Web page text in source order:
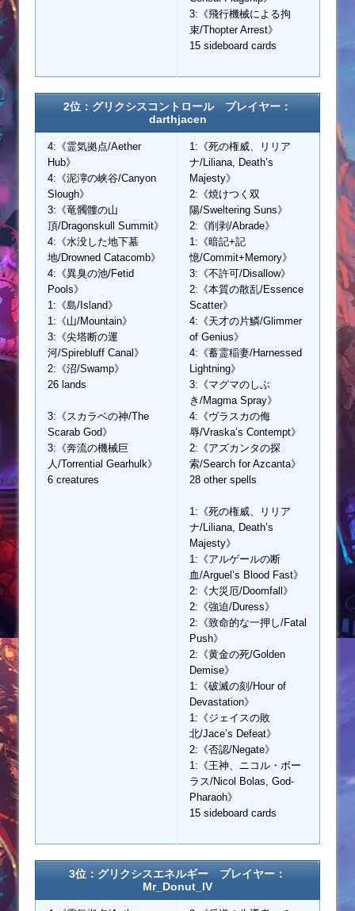
3:《飛行機械による拘
束/Thopter Arrest》
15 sideboard cards
2位：グリクシスコントロール プレイヤー：
darthjacen
4:《霊気拠点/Aether
Hub》
4:《泥濘の峡谷/Canyon
Slough》
3:《竜髑髏の山
頂/Dragonskull Summit》
4:《水没した地下墓
地/Drowned Catacomb》
4:《異臭の池/Fetid
Pools》
1:《島/Island》
1:《山/Mountain》
3:《尖塔断の運
河/Spirebluff Canal》
2:《沼/Swamp》
26 lands
3:《スカラベの神/The
Scarab God》
3:《奔流の機械巨
人/Torrential Gearhulk》
6 creatures
1:《死の権威、リリア
ナ/Liliana, Death’s
Majesty》
2:《焼けつく双
陽/Sweltering Suns》
2:《削剥/Abrade》
1:《暗記+記
憶/Commit+Memory》
3:《不許可/Disallow》
2:《本質の散乱/Essence
Scatter》
4:《天才の片鱗/Glimmer
of Genius》
4:《蓄霊稲妻/Harnessed
Lightning》
3:《マグマのしぶ
き/Magma Spray》
4:《ヴラスカの侮
辱/Vraska’s Contempt》
2:《アズカンタの探
索/Search for Azcanta》
28 other spells
1:《死の権威、リリア
ナ/Liliana, Death’s
Majesty》
1:《アルゲールの断
血/Arguel’s Blood Fast》
2:《大災厄/Doomfall》
2:《強迫/Duress》
2:《致命的な一押し/Fatal
Push》
2:《黄金の死/Golden
Demise》
1:《破滅の刻/Hour of
Devastation》
1:《ジェイスの敗
北/Jace’s Defeat》
2:《否認/Negate》
1:《王神、ニコル・ボー
ラス/Nicol Bolas, God-
Pharaoh》
15 sideboard cards
3位：グリクシスエネルギー プレイヤー：
Mr_Donut_IV